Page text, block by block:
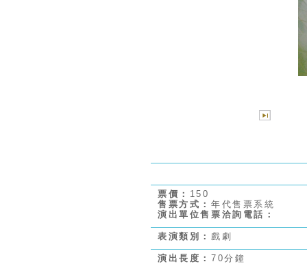
票價： 150
售票方式： 年代售票系統
演出單位售票洽詢電話：
表演類別： 戲劇
演出長度： 70分鐘